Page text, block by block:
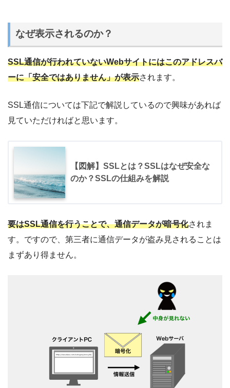
なぜ表示されるのか？
SSL通信が行われていないWebサイトにはこのアドレスバ
ーに「安全ではありません」が表示されます。
SSL通信については下記で解説しているので興味があれば
見ていただければと思います。
【図解】SSLとは？SSLはなぜ安全な
のか？SSLの仕組みを解説
要はSSL通信を行うことで、通信データが暗号化されま
す。ですので、第三者に通信データが盗み見されることは
まずあり得ません。